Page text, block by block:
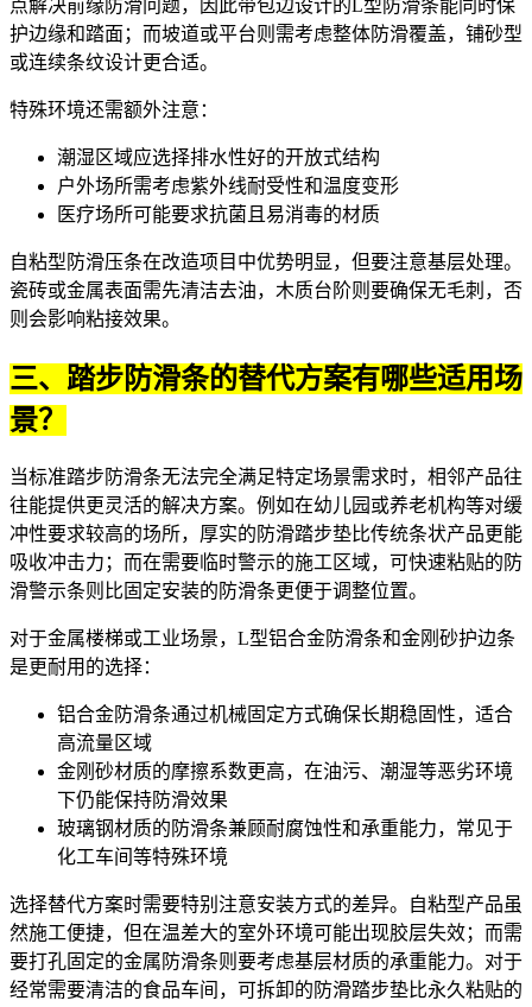
点解决前缘防滑问题，因此带包边设计的L型防滑条能同时保
护边缘和踏面；而坡道或平台则需考虑整体防滑覆盖，铺砂型
或连续条纹设计更合适。
特殊环境还需额外注意：
潮湿区域应选择排水性好的开放式结构
户外场所需考虑紫外线耐受性和温度变形
医疗场所可能要求抗菌且易消毒的材质
自粘型防滑压条在改造项目中优势明显，但要注意基层处理。
瓷砖或金属表面需先清洁去油，木质台阶则要确保无毛刺，否
则会影响粘接效果。
三、踏步防滑条的替代方案有哪些适用场
景？
当标准踏步防滑条无法完全满足特定场景需求时，相邻产品往
往能提供更灵活的解决方案。例如在幼儿园或养老机构等对缓
冲性要求较高的场所，厚实的 防滑踏步垫比传统条状产品更能
吸收冲击力；而在需要临时警示的施工区域，可快速粘贴的 防
滑警示条则比固定安装的防滑条更便于调整位置。
对于金属楼梯或工业场景， L型铝合金防滑条和金刚砂护边条
是更耐用的选择：
铝合金防滑条通过机械固定方式确保长期稳固性，适合
高流量区域
金刚砂材质的摩擦系数更高，在油污、潮湿等恶劣环境
下仍能保持防滑效果
玻璃钢材质的防滑条兼顾耐腐蚀性和承重能力，常见于
化工车间等特殊环境
选择替代方案时需要特别注意安装方式的差异。自粘型产品虽
然施工便捷，但在温差大的室外环境可能出现胶层失效；而需
要打孔固定的金属防滑条则要考虑基层材质的承重能力。对于
经常需要清洁的食品车间，可拆卸的防滑踏步垫比永久粘贴的